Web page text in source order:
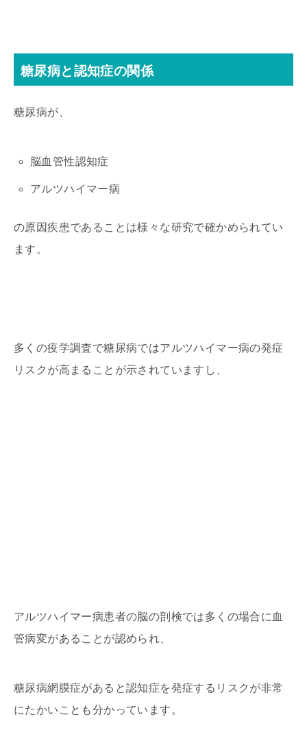
糖尿病と認知症の関係
糖尿病が、
脳血管性認知症
アルツハイマー病
の原因疾患であることは様々な研究で確かめられてい
ます。
多くの疫学調査で糖尿病ではアルツハイマー病の発症
リスクが高まることが示されていますし、
アルツハイマー病患者の脳の剖検では多くの場合に血
管病変があることが認められ、
糖尿病網膜症があると認知症を発症するリスクが非常
にたかいことも分かっています。